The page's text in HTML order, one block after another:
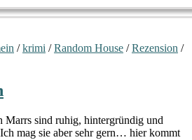
/krimi /Random House /Rezension /
Marrs sind ruhig, hintergründig und
mag sie aber sehr gern… hier kommt